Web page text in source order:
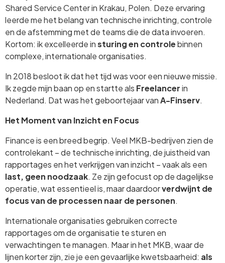
Shared Service Center in Krakau, Polen. Deze ervaring
leerde me het belang van technische inrichting, controle
en de afstemming met de teams die de data invoeren.
Kortom: ik excelleerde insturing en controlebinnen
complexe, internationale organisaties.
In 2018 besloot ik dat het tijd was voor een nieuwe missie.
Ik zegde mijn baan op en startte als Freelancerin
Nederland. Dat was het geboortejaar vanA-Finserv.
Het Moment van Inzicht en Focus
Finance is een breed begrip. Veel MKB-bedrijven zien de
controlekant – de technische inrichting, de juistheid van
rapportages en het verkrijgen van inzicht – vaak als een
last, geen noodzaak. Ze zijn gefocust op de dagelijkse
operatie, wat essentieel is, maar daardoorverdwijnt de
focus van de processen naar de personen.
Internationale organisaties gebruiken correcte
rapportages om de organisatie te sturen en
verwachtingen te managen. Maar in het MKB, waar de
lijnen korter zijn, zie je een gevaarlijke kwetsbaarheid: als